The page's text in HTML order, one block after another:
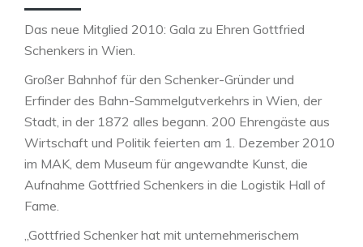
Das neue Mitglied 2010: Gala zu Ehren Gottfried
Schenkers in Wien.
Großer Bahnhof für den Schenker-Gründer und
Erfinder des Bahn-Sammelgutverkehrs in Wien, der
Stadt, in der 1872 alles begann. 200 Ehrengäste aus
Wirtschaft und Politik feierten am 1. Dezember 2010
im MAK, dem Museum für angewandte Kunst, die
Aufnahme Gottfried Schenkers in die Logistik Hall of
Fame.
„Gottfried Schenker hat mit unternehmerischem